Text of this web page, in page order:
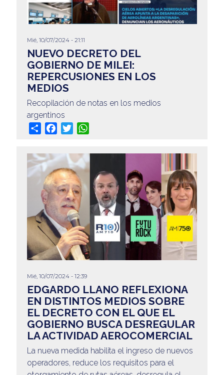
Mié, 10/07/2024 - 21:11
NUEVO DECRETO DEL
GOBIERNO DE MILEI:
REPERCUSIONES EN LOS
MEDIOS
Recopilación de notas en los medios
argentinos
Share Facebook
Twitter
Mié, 10/07/2024 - 12:39
EDGARDO LLANO REFLEXIONA
EN DISTINTOS MEDIOS SOBRE
EL DECRETO CON EL QUE EL
GOBIERNO BUSCA DESREGULAR
LA ACTIVIDAD AEROCOMERCIAL
La nueva medida habilita el ingreso de nuevos
operadores, reduce los requisitos para el